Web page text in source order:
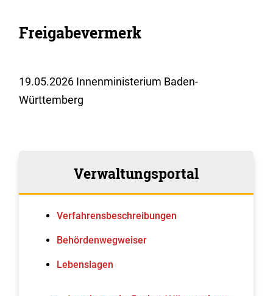
Freigabevermerk
19.05.2026 Innenministerium Baden-
Württemberg
Verwaltungsportal
Verfahrens­beschreibungen
Behördenwegweiser
Lebenslagen